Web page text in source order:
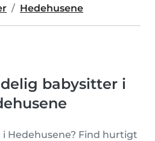
Hedehusene
babysitter i
Hedehusene? Find hurtigt